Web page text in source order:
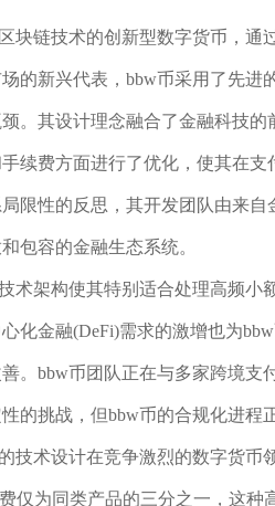
块链技术的创新型数字货币，通
的新兴代表，bbw币采用了先
。其设计理念融合了金融科技
续费方面进行了优化，使其在
限性的反思，其开发团队由来
包容的金融生态系统。
术架构使其特别适合处理高频
化金融(DeFi)需求的激增也为
。bbw币团队正在与多家跨境
的挑战，但bbw币的合规化进程
技术设计在竞争激烈的数字货币
仅为同类产品的三分之一，这种